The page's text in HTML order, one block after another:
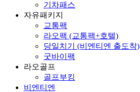
기차패스
자유패키지
교통팩
라오팩 (교통팩+호텔)
당일치기 (비엔티엔 출도착)
굿바이팩
라오골프
골프부킹
비엔티엔